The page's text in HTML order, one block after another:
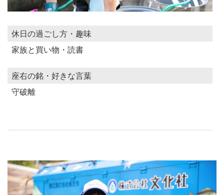
休日の過ごし方・趣味
家族と買い物・読書
座右の銘・好きな言葉
守破離